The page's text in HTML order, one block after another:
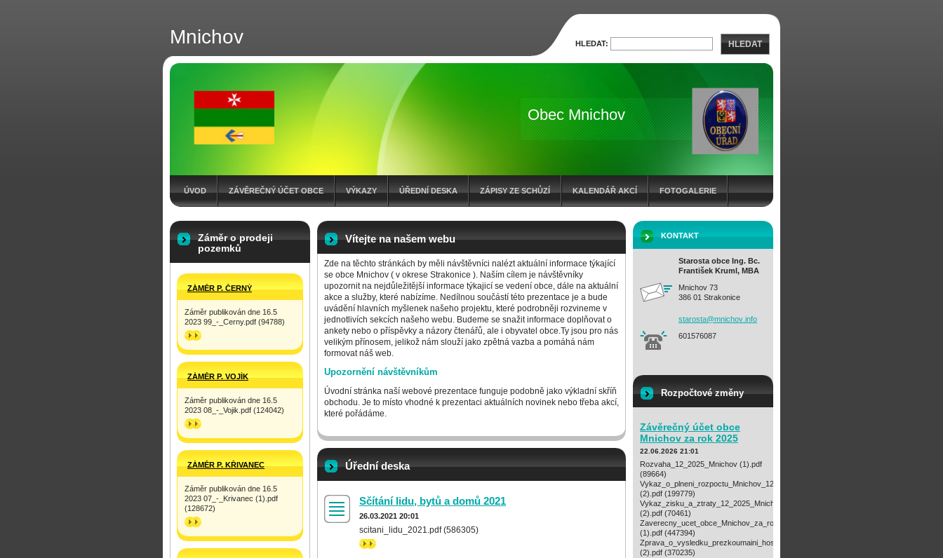
Mnichov
Obec Mnichov
ÚVOD ZÁVĚREČNÝ ÚČET OBCE VÝKAZY ÚŘEDNÍ DESKA ZÁPISY ZE SCHŮZÍ KALENDÁŘ AKCÍ FOTOGALERIE
KONTAKT VÝKAZY ROZPOČTOVÁ OPATŘENÍ ZÁMĚR O PRODEJI POZEMKŮ
Vítejte na našem webu
Zde na těchto stránkách by měli návštěvníci nalézt aktuální informace týkající
se obce Mnichov ( v okrese Strakonice ). Naším cílem je návštěvníky
upozornit na nejdůležitější informace týkajicí se vedení obce, dále na aktuální
akce a služby, které nabízíme. Nedílnou součástí této prezentace je a bude
uvádění hlavních myšlenek našeho projektu, které podrobněji rozvineme v
jednotlivích sekcích našeho webu. Budeme se snažit informace doplňovat o
ankety nebo o příspěvky a názory čtenářů, ale i obyvatel obce.Ty jsou pro nás
velikým přínosem, jelikož nám slouží jako zpětná vazba a pomáhá nám
formovat náš web.
Upozornění návštěvníkům
Úvodní stránka naší webové prezentace funguje podobně jako výkladní skříň
obchodu. Je to místo vhodné k prezentaci aktuálních novinek nebo třeba akcí,
které pořádáme.
Úřední deska
Sčítání lidu, bytů a domů 2021
26.03.2021 20:01
scitani_lidu_2021.pdf (586305)
>>
Záměr o prodeji
pozemků
ZÁMĚR P. ČERNÝ
Záměr publikován dne 16.5
2023 99_-_Cerny.pdf (94788)
>>
ZÁMĚR P. VOJÍK
Záměr publikován dne 16.5
2023 08_-_Vojik.pdf (124042)
>>
ZÁMĚR P. KŘIVANEC
Záměr publikován dne 16.5
2023 07_-_Krivanec (1).pdf
(128672)
>>
KONTAKT
Starosta obce Ing. Bc.
František Kruml, MBA
Mnichov 73
386 01 Strakonice
starosta@mnichov .info
601576087
Rozpočtové změny
Závěrečný účet obce
Mnichov za rok 2025
22.06.2026 21:01
Rozvaha_12_2025_Mnichov (1).pdf
(89664)
Vykaz_o_plneni_rozpoctu_Mnichov_12_2025
(2).pdf (199779)
Vykaz_zisku_a_ztraty_12_2025_Mnichov
(2).pdf (70461)
Zaverecny_ucet_obce_Mnichov_za_rok_2025
(1).pdf (447394)
Zprava_o_vysledku_prezkoumaini_hospodareni_za_rok_2025_Mnichov
(2).pdf (370235)
HLEDAT: HLEDAT